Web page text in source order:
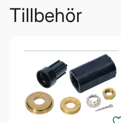
Tillbehör